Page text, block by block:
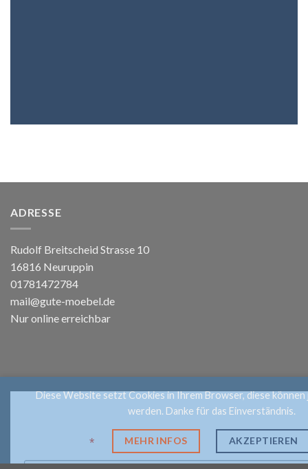
ADRESSE
Rudolf Breitscheid Strasse 10
16816 Neuruppin
01781472784
mail@gute-moebel.de
Nur online erreichbar
Anmelden
*
Diese Website setzt Cookies in Ihrem Browser, diese
werden. Danke für das Einverständnis.
MEHR INFOS AKZEPTIEREN